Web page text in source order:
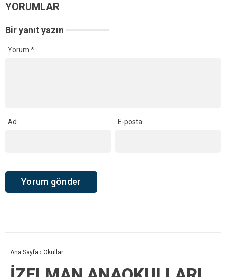
YORUMLAR
Bir yanıt yazın
Yorum *
Ad E-posta
Ana Sayfa › Okullar